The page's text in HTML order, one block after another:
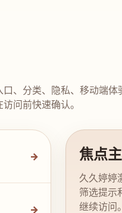
口、分类、隐私、移动端
问前快速确认。
→
→
焦点
久久婷婷
筛选提示
继续访问。